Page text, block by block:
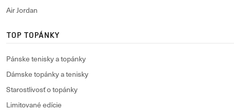
Air Jordan
TOP TOPÁNKY
Pánske tenisky a topánky
Dámske topánky a tenisky
Starostlivosť o topánky
Limitované edície